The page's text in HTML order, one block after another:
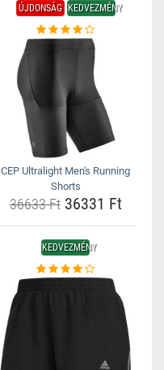
ÚJDONSÁG KEDVEZMÉNY
CEP Ultralight Men's Running
Shorts
36633 Ft36331 Ft
KEDVEZMÉNY